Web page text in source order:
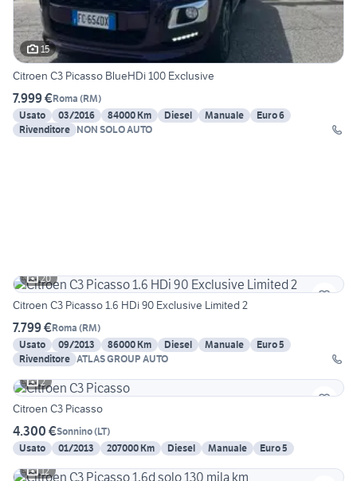
15
Citroen C3 Picasso BlueHDi 100 Exclusive
7.999 €Roma (RM)
Usato
03/2016 84000 Km Diesel Manuale
Euro 6
Rivenditore NON SOLO AUTO
20
Citroen C3 Picasso 1.6 HDi 90 Exclusive Limited 2
7.799 €Roma (RM)
Usato
09/2013 86000 Km Diesel Manuale
Euro 5
Rivenditore ATLAS GROUP AUTO
2
Citroen C3 Picasso
4.300 €Sonnino(LT)
Usato
01/2013 207000 Km Diesel Manuale
Euro 5
12